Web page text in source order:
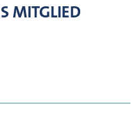
MITGLIED